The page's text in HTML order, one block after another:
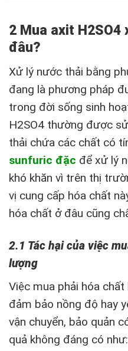
2 Mua axit
đâu?
Xử lý nước thải bằng
đang là phương pháp
trong đời sống sinh
H2SO4 thường được
thải chứa các chất có
sunfuric đặc để xử lý
khó khăn vì trên thị
vị cung cấp hóa chất
hóa chất ở đâu cũng
2.1 Tác hại của việc
lượng
Việc mua phải hóa
đảm bảo nồng độ hay
vận chuyển, bảo quản
quả không đáng có như: